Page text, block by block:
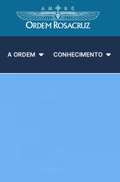
A ORDEM CONHECIMENTO